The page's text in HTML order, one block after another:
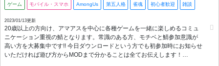
ゲーム モバイル・スマホ AmongUs 第五人格 雀魂 初心者歓迎 雑談
2023/01/13更新
20歳以上の方向け、アマアスを中心に各種ゲームを一緒に楽しめるコミュ
ニケーション重視の鯖となります。常識のある方、モチベと鯖参加意識が
高い方を大募集中です!! 今日ダウンロードという方でも初参加時にお知らせ
いただければ遊び方からMODまで分かることは全てお伝えします！